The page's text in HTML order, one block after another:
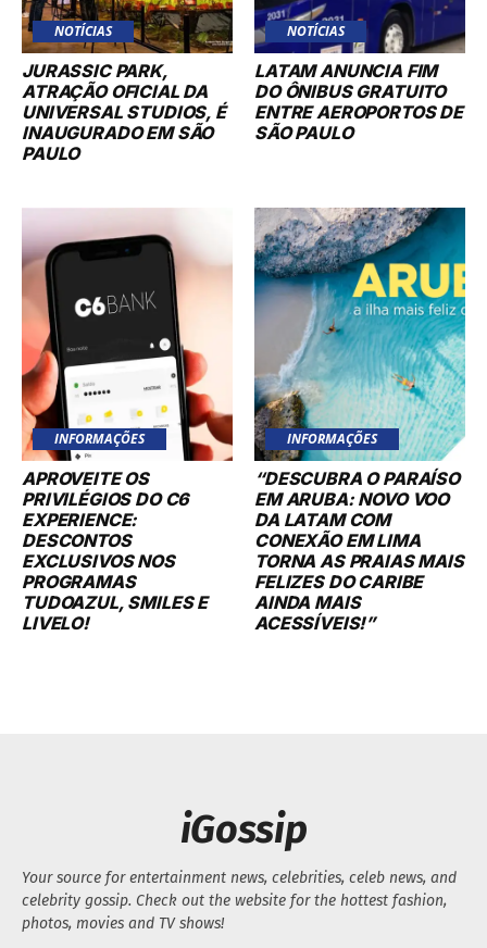
NOTÍCIAS
JURASSIC PARK,
ATRAÇÃO OFICIAL DA
UNIVERSAL STUDIOS, É
INAUGURADO EM SÃO
PAULO
NOTÍCIAS
LATAM ANUNCIA FIM
DO ÔNIBUS GRATUITO
ENTRE AEROPORTOS DE
SÃO PAULO
INFORMAÇÕES
APROVEITE OS
PRIVILÉGIOS DO C6
EXPERIENCE:
DESCONTOS
EXCLUSIVOS NOS
PROGRAMAS
TUDOAZUL, SMILES E
LIVELO!
INFORMAÇÕES
“DESCUBRA O PARAÍSO
EM ARUBA: NOVO VOO
DA LATAM COM
CONEXÃO EM LIMA
TORNA AS PRAIAS MAIS
FELIZES DO CARIBE
AINDA MAIS
ACESSÍVEIS!”
iGossip
Your source for entertainment news, celebrities, celeb news, and
celebrity gossip. Check out the website for the hottest fashion,
photos, movies and TV shows!